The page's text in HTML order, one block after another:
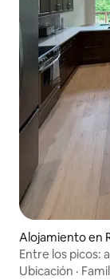
Alojamiento en
Entre los picos:
Mountain
Ubicación ·